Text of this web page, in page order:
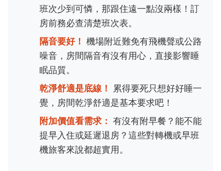
班次少到可憐，那跟住遠一點沒兩樣！訂
房前務必查清楚班次表。
隔音要好！ 機場附近難免有飛機聲或公路
噪音，房間隔音有沒有用心，直接影響睡
眠品質。
乾淨舒適是底線！
累得要死只想好好睡一
覺，房間乾淨舒適是基本要求吧！
附加價值看需求： 有沒有附早餐？能不能
提早入住或延遲退房？這些對轉機或早班
機旅客來說都超實用。